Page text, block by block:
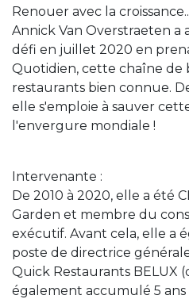
Renouer avec la
Annick Van Overstraeten
défi en juillet 2020 en
Quotidien, cette chaîne de
restaurants bien connue.
elle s'emploie à sauver
l'envergure mondiale !
Intervenante :
De 2010 à 2020, elle a été
Garden et membre du
exécutif. Avant cela, elle a
poste de directrice
Quick Restaurants BELUX
également accumulé 5